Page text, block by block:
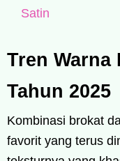
Satin
Tren
Tahun 2025
Kombinasi brokat
favorit yang terus